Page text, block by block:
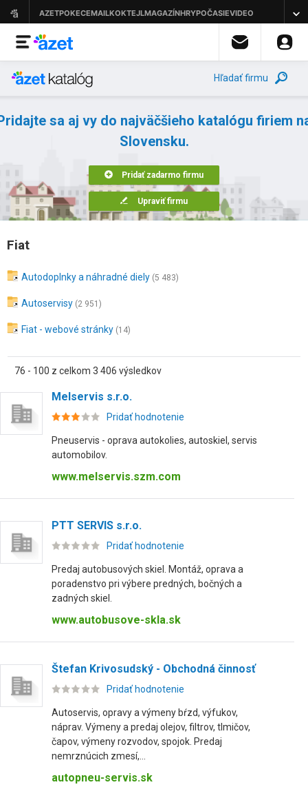
Hľadať firmu
sa aj vy do najväčšieho katalógu firiem
Slovensku.
Pridať zadarmo firmu
Upraviť firmu
Fiat
Autodoplnky a náhradné diely (5 483)
Autoservisy (2 951)
Fiat - webové stránky (14)
76 - 100 z celkom 3 406 výsledkov
Melservis s.r.o.
Pridať hodnotenie
Pneuservis - oprava autokolies, autoskiel, servis
automobilov.
www.melservis.szm.com
PTT SERVIS s.r.o.
Pridať hodnotenie
Predaj autobusových skiel. Montáž, oprava a
poradenstvo pri výbere predných, bočných a
zadných skiel.
www.autobusove-skla.sk
Štefan Krivosudský - Obchodná činnosť
Pridať hodnotenie
Autoservis, opravy a výmeny bŕzd, výfukov,
náprav. Výmeny a predaj olejov, filtrov, tlmičov,
čapov, výmeny rozvodov, spojok. Predaj
nemrznúcich zmesí,...
autopneu-servis.sk